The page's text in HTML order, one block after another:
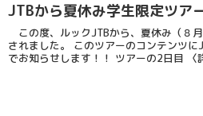
JTBから夏休み学生限定ツア
この度、ルックJTBから、夏休み（８
されました。 このツアーのコンテンツ
でお知らせします！！ ツアーの2日目